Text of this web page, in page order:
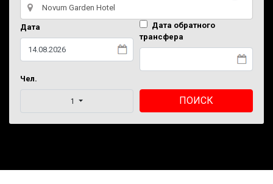
Дата
Дата обратного
трансфера
Чел.
1 ПОИСК